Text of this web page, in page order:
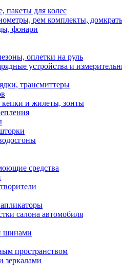
пакеты для колес
рем комплекты,
фонари
оплетки на руль
устройства и
трансмиттеры
и жилеты, зонты
средства
салона автомобиля
шинами
пространством
зеркалами